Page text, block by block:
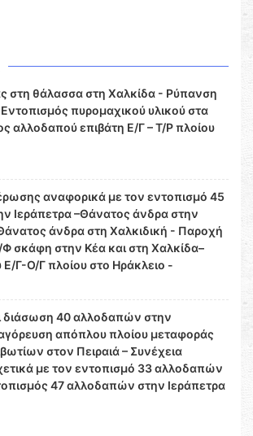
στη θάλασσα στη Χαλκίδα - Ρύπανση
Εντοπισμός πυρομαχικού υλικού στα
αλλοδαπού επιβάτη Ε/Γ – Τ/Ρ πλοίου
αναφορικά με τον εντοπισμό 45
Ιεράπετρα –Θάνατος άνδρα στην
άνδρα στη Χαλκιδική - Παροχή
σκάφη στην Κέα και στη Χαλκίδα–
Γ-Ο/Γ πλοίου στο Ηράκλειο -
διάσωση 40 αλλοδαπών στην
απόπλου πλοίου μεταφοράς
στον Πειραιά – Συνέχεια
με τον εντοπισμό 33 αλλοδαπών
47 αλλοδαπών στην Ιεράπετρα